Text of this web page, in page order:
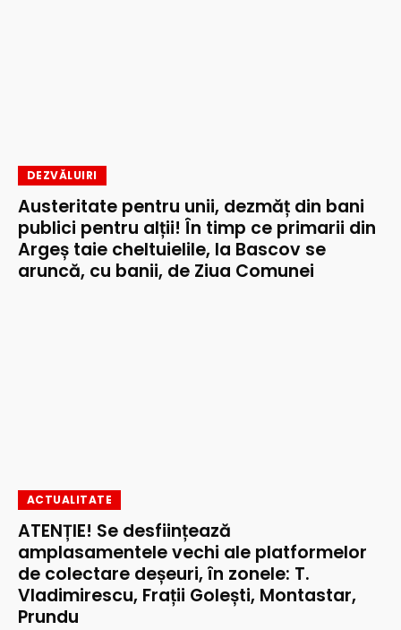
DEZVĂLUIRI
Austeritate pentru unii, dezmăț din bani
publici pentru alții! În timp ce primarii din
Argeș taie cheltuielile, la Bascov se
aruncă, cu banii, de Ziua Comunei
ACTUALITATE
ATENȚIE! Se desființează
amplasamentele vechi ale platformelor
de colectare deșeuri, în zonele: T.
Vladimirescu, Frații Golești, Montastar,
Prundu